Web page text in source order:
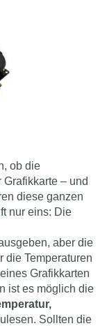
ob die
– und
diese ganzen
nur eins: Die
aber die
die Temperaturen
Grafikkarten
ist es möglich die
Sollten die